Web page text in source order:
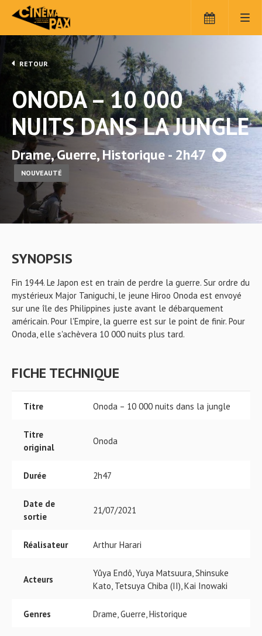
RETOUR
ONODA – 10 000
NUITS DANS LA JUNGLE
Drame, Guerre, Historique - 2h47
NOUVEAUTÉ
SYNOPSIS
Fin 1944. Le Japon est en train de perdre la guerre. Sur ordre du
mystérieux Major Taniguchi, le jeune Hiroo Onoda est envoyé
sur une île des Philippines juste avant le débarquement
américain. Pour l'Empire, la guerre est sur le point de finir. Pour
Onoda, elle s'achèvera 10 000 nuits plus tard.
FICHE TECHNIQUE
Titre Onoda – 10 000 nuits dans la jungle
Titre
original
Onoda
Durée 2h47
Date de
sortie
21/07/2021
Réalisateur Arthur Harari
Acteurs
Yûya Endô, Yuya Matsuura, Shinsuke
Kato, Tetsuya Chiba (II), Kai Inowaki
Genres Drame, Guerre, Historique